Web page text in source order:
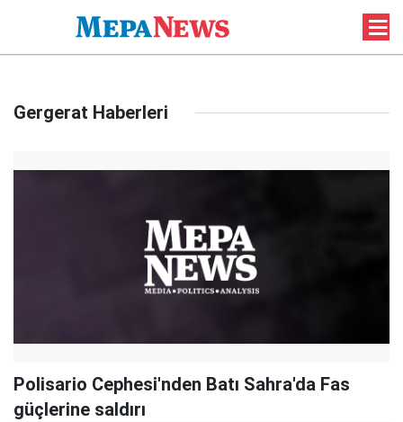
Gergerat Haberleri
Polisario Cephesi'nden Batı Sahra'da Fas
güçlerine saldırı